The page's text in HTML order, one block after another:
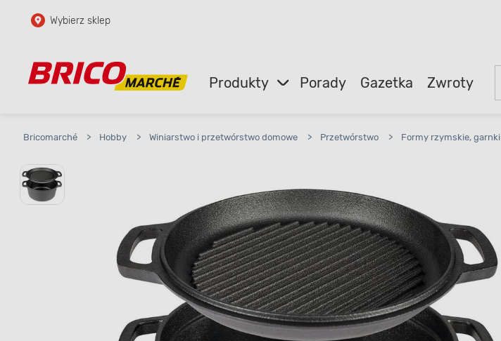
Przejdź do głównej zawartości
Przejdź do wyszukiwarki
Wybierz sklep
Produkty Porady Gazetka Zwroty
Bricomarché > Hobby > Winiarstwo i przetwórstwo domowe > Przetwórstwo > Formy rzymskie, garnki